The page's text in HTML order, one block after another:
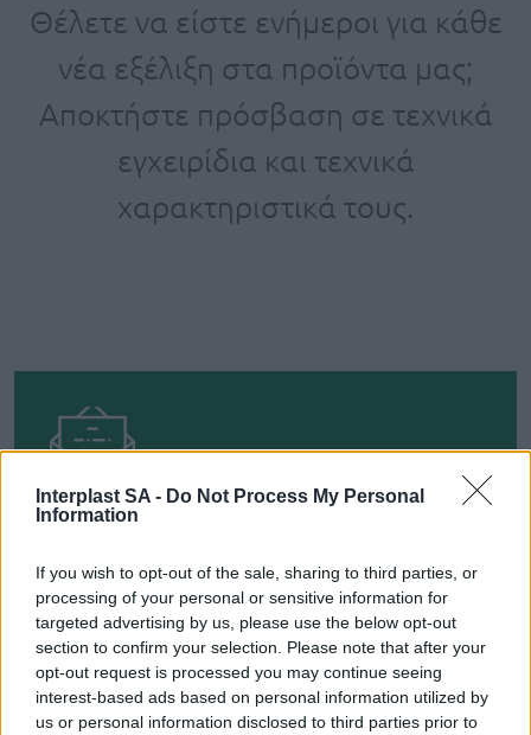
Interplast SA - Do Not Process My Personal
Information
If you wish to opt-out of the sale, sharing to third parties, or
processing of your personal or sensitive information for
targeted advertising by us, please use the below opt-out
section to confirm your selection. Please note that after your
opt-out request is processed you may continue seeing
interest-based ads based on personal information utilized by
us or personal information disclosed to third parties prior to
Θέλετε να είστε ενήμεροι για κάθε
νέα εξέλιξη στα προϊόντα μας;
Αποκτήστε πρόσβαση σε τεχνικά
εγχειρίδια και τεχνικά
χαρακτηριστικά τους.
ΕΓΓΡΑΦΕΙΤΕ ΓΙΑ ΝΑ ΠΑΙΡΝΕΤΕ ΤΙΣ
ΤΕΛΕΥΤΑΙΕΣ ΜΑΣ ΕΝΗΜΕΡΩΣΕΙΣ
ΕΓΓΡΑΦΗ